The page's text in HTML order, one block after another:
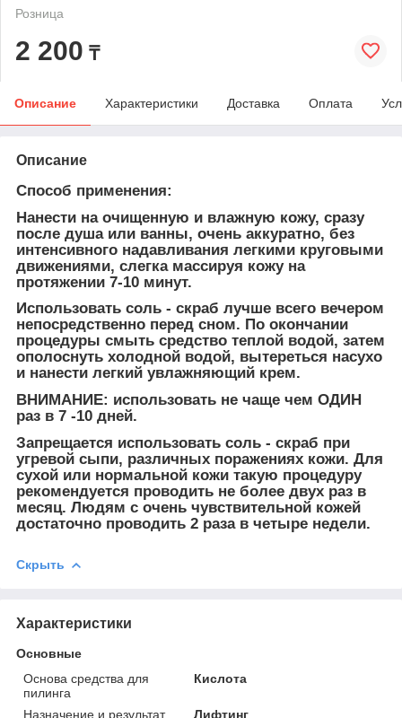
Розница
2 200 ₸
Описание Характеристики Доставка Оплата
Описание
Способ применения:
Нанести на очищенную и влажную кожу, сразу
после душа или ванны, очень аккуратно, без
интенсивного надавливания легкими круговыми
движениями, слегка массируя кожу на
протяжении 7-10 минут.
Использовать соль - скраб лучше всего вечером
непосредственно перед сном. По окончании
процедуры смыть средство теплой водой, затем
ополоснуть холодной водой, вытереться насухо
и нанести легкий увлажняющий крем.
ВНИМАНИЕ: использовать не чаще чем ОДИН
раз в 7 -10 дней.
Запрещается использовать соль - скраб при
угревой сыпи, различных поражениях кожи. Для
сухой или нормальной кожи такую процедуру
рекомендуется проводить не более двух раз в
месяц. Людям с очень чувствительной кожей
достаточно проводить 2 раза в четыре недели.
Скрыть
Характеристики
Основные
Основа средства для
пилинга
Кислота
Назначение и результат Лифтинг